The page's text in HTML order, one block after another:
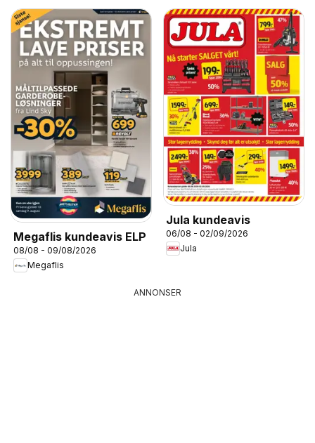
Megaflis kundeavis ELP
08/08 - 09/08/2026
Megaflis
Jula kundeavis
06/08 - 02/09/2026
Jula
ANNONSER